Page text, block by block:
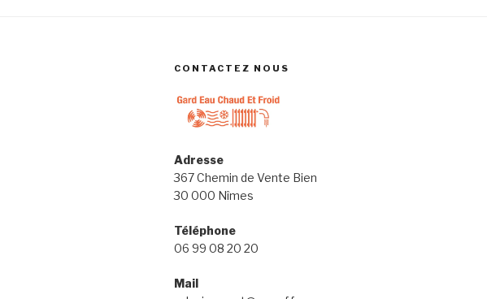
CONTACTEZ NOUS
Adresse
367 Chemin de Vente Bien
30 000 Nîmes
Téléphone
06 99 08 20 20
Mail